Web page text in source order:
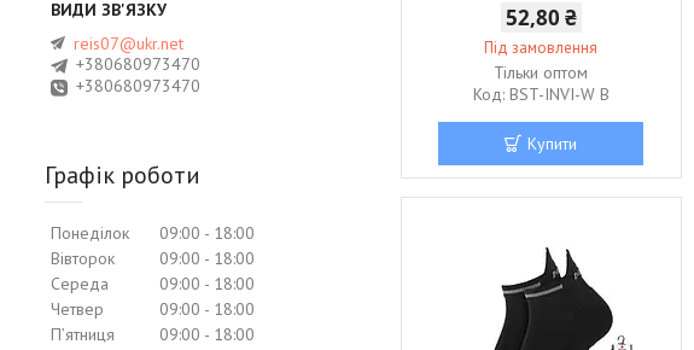
52,80 ₴
Під замовлення
Тільки оптом
BST-INVI-W B
Купити
reis07@ukr.net
+380680973470
+380680973470
Графік роботи
Понеділок 09:00
18:00
Вівторок
09:00
18:00
Середа
09:00
18:00
Четвер
09:00
18:00
Пʼятниця
09:00
18:00